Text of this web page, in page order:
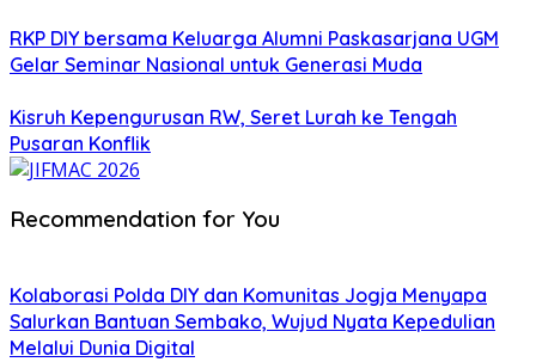
RKP DIY bersama Keluarga Alumni Paskasarjana UGM
Gelar Seminar Nasional untuk Generasi Muda
Kisruh Kepengurusan RW, Seret Lurah ke Tengah
Pusaran Konflik
Recommendation for You
Kolaborasi Polda DIY dan Komunitas Jogja Menyapa
Salurkan Bantuan Sembako, Wujud Nyata Kepedulian
Melalui Dunia Digital